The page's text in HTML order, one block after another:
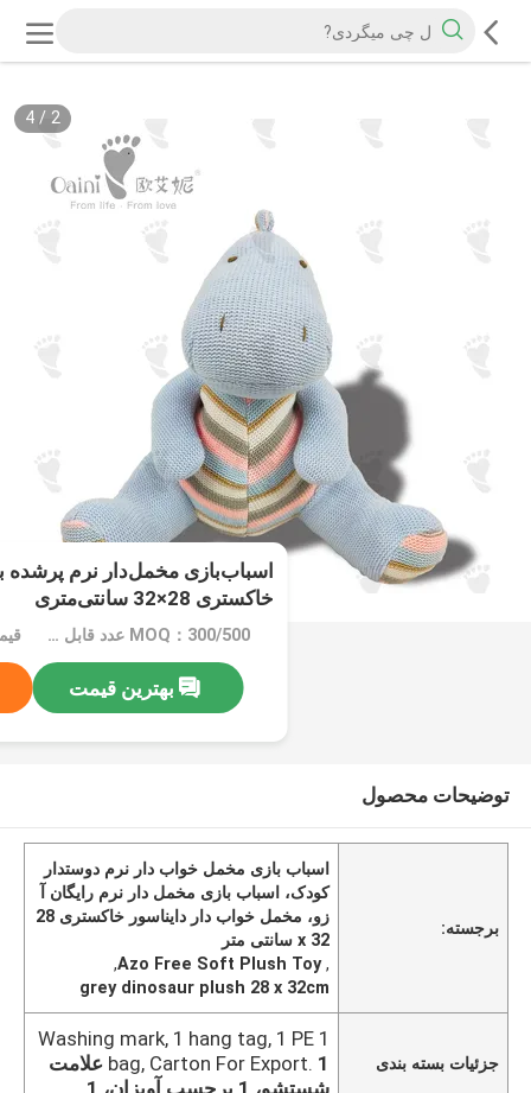
2
/
4
اسباب‌بازی مخمل‌دار نرم پرشده
خاکستری 28×32 سانتی‌متری
MOQ：300/500 عدد قابل مذاکره
بهترین قیمت
توضیحات محصول
برجسته:
اسباب بازی مخمل خواب دار نرم دوستدار
کودک، اسباب بازی مخمل دار نرم رایگان آ
زو، مخمل خواب دار دایناسور خاکستری 28
x 32 سانتی متر
,
Azo Free Soft Plush Toy
,
grey dinosaur plush 28 x 32cm
جزئیات بسته بندی
1 Washing mark, 1 hang tag, 1 PE
bag, Carton For Export. 1 علامت
شستشو، 1 برچسب آویزان، 1